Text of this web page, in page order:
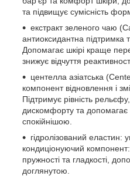
та підвищує сумісність
екстракт зеленого чаю
антиоксидантна підтримка
Допомагає шкірі краще
знижує відчуття
центелла азіатська
компонент відновлення і
Підтримує рівність
дискомфорту та допомагає
спокійнішою.
гідролізований еластин:
кондиціонуючий
пружності та гладкості,
доглянутою.